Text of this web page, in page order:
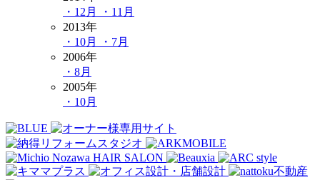
・12月
・11月
2013年
・10月
・7月
2006年
・8月
2005年
・10月